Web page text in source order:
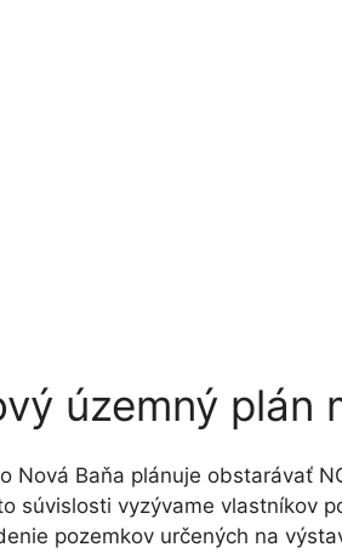
územný plán
Nová Baňa plánuje obstarávať
súvislosti vyzývame vlastníkov
pozemkov určených na